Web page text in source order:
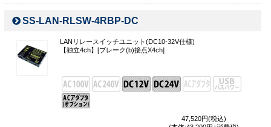
SS-LAN-RLSW-4RBP-DC
LANリレースイッチユニット(DC10-32V仕様)
【独立4ch】[ブレーク(b)接点X4ch]
47,520円(税込)